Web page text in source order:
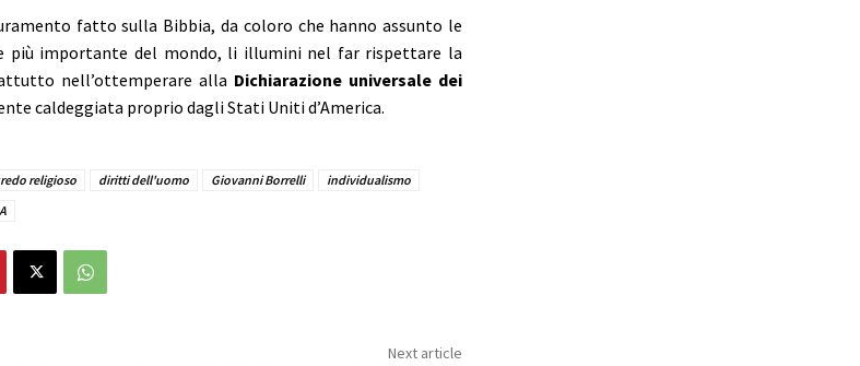
fatto sulla Bibbia, da coloro che hanno assunto le
più importante del mondo, li illumini nel far rispettare la
nell’ottemperare alla Dichiarazione universale dei
caldeggiata proprio dagli Stati Uniti d’America.
religioso diritti dell'uomo Giovanni Borrelli
individualismo
Next article